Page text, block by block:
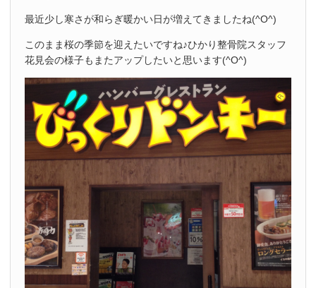
最近少し寒さが和らぎ暖かい日が増えてきましたね(^O^)
このまま桜の季節を迎えたいですね♪ひかり整骨院スタッフ
花見会の様子もまたアップしたいと思います(^O^)